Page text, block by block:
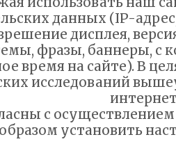
права, на
2028
годы
Добавлен:
Приказ от
24.12.2025 г.
№1020 Об
данных (IP-
дисплея,
фразы, баннеры, с
время на сайте). В
исследований
с
образом установить